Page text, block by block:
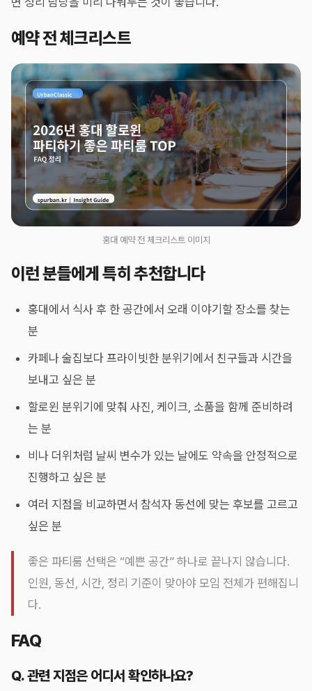
예약 전 체크리스트
홍대 예약 전 체크리스트 이미지
이런 분들에게 특히 추천합니다
홍대에서 식사 후 한 공간에서 오래 이야기할 장소를 찾는
분
카페나 술집보다 프라이빗한 분위기에서 친구들과 시간을
보내고 싶은 분
할로윈 분위기에 맞춰 사진, 케이크, 소품을 함께 준비하려
는 분
비나 더위처럼 날씨 변수가 있는 날에도 약속을 안정적으로
진행하고 싶은 분
여러 지점을 비교하면서 참석자 동선에 맞는 후보를 고르고
싶은 분
좋은 파티룸 선택은 “예쁜 공간” 하나로 끝나지 않습니다.
인원, 동선, 시간, 정리 기준이 맞아야 모임 전체가 편해집니
다.
FAQ
Q. 관련 지점은 어디서 확인하나요?